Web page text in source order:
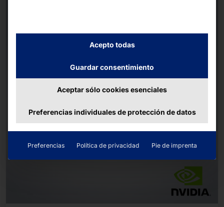
Acepto todas
Guardar consentimiento
Aceptar sólo cookies esenciales
Preferencias individuales de protección de datos
Preferencias Política de privacidad Pie de imprenta